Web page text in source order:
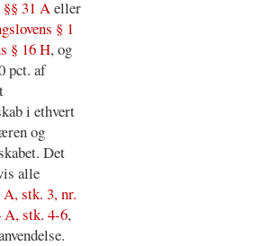
§§ 31 Aeller
§ 1
§ 16 H, og
pct. af
i ethvert
og
Det
alle
A, stk. 3, nr.
A, stk. 4-6,